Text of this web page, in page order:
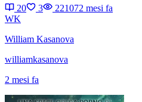
20 3 221072 mesi fa
WK
William Kasanova
williamkasanova
2 mesi fa